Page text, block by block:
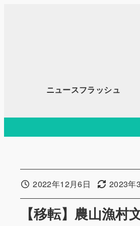
移
ニュースフラッシュ
【移転】農山漁村
投稿日2022年12月6日 更新日2023年